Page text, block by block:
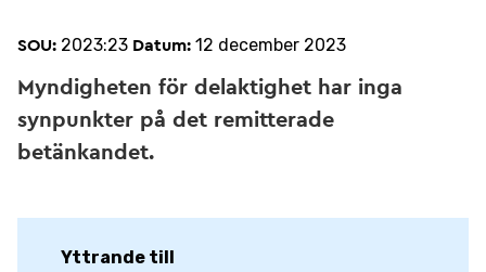
SOU: 2023:23 Datum: 12 december 2023
Myndigheten för delaktighet har inga
synpunkter på det remitterade
betänkandet.
Yttrande till